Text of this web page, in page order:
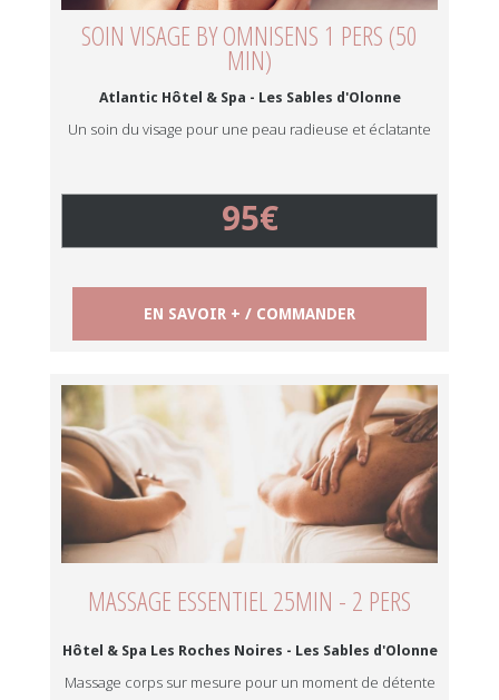
SOIN VISAGE BY OMNISENS 1 PERS (50
MIN)
Atlantic Hôtel & Spa - Les Sables d'Olonne
Un soin du visage pour une peau radieuse et éclatante
95€
EN SAVOIR + / COMMANDER
MASSAGE ESSENTIEL 25MIN - 2 PERS
Hôtel & Spa Les Roches Noires - Les Sables d'Olonne
Massage corps sur mesure pour un moment de détente